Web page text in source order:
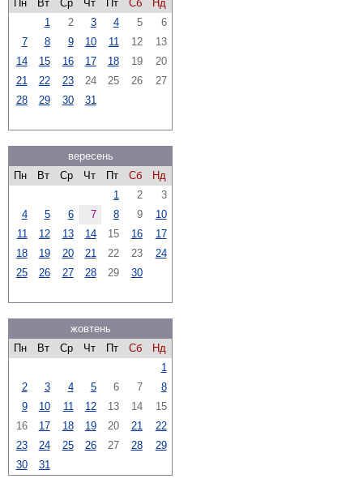
Пн
Вт Ср Чт Пт Сб
Нд
1
2 3 4 5
6
7
8 9 10 11 12
13
14
15 16 17 18 19
20
21
22 23 24 25 26
27
28
29 30 31
вересень
Пн
Вт Ср Чт Пт Сб
Нд
1
2
3
4
5 6 7 8 9
10
11
12 13 14 15 16
17
18
19 20 21 22 23
24
25
26 27 28 29 30
жовтень
Пн
Вт Ср Чт Пт Сб
Нд
1
2
3 4 5 6 7
8
9
10 11 12 13 14
15
16
17 18 19 20 21
22
23
24 25 26 27 28
29
30
31